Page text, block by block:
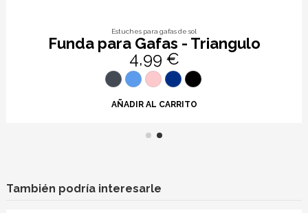
Estuches para gafas de sol
Funda para Gafas - Triangulo
4,99 €
AÑADIR AL CARRITO
También podría interesarle